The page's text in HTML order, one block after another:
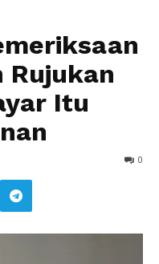
Rujukan
Itu
0